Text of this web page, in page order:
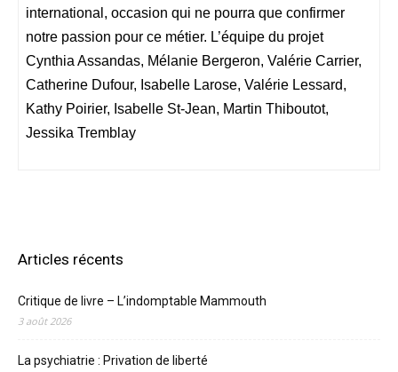
international, occasion qui ne pourra que confirmer
notre passion pour ce métier. L’équipe du projet
Cynthia Assandas, Mélanie Bergeron, Valérie Carrier,
Catherine Dufour, Isabelle Larose, Valérie Lessard,
Kathy Poirier, Isabelle St-Jean, Martin Thiboutot,
Jessika Tremblay
Articles récents
Critique de livre – L’indomptable Mammouth
3 août 2026
La psychiatrie : Privation de liberté